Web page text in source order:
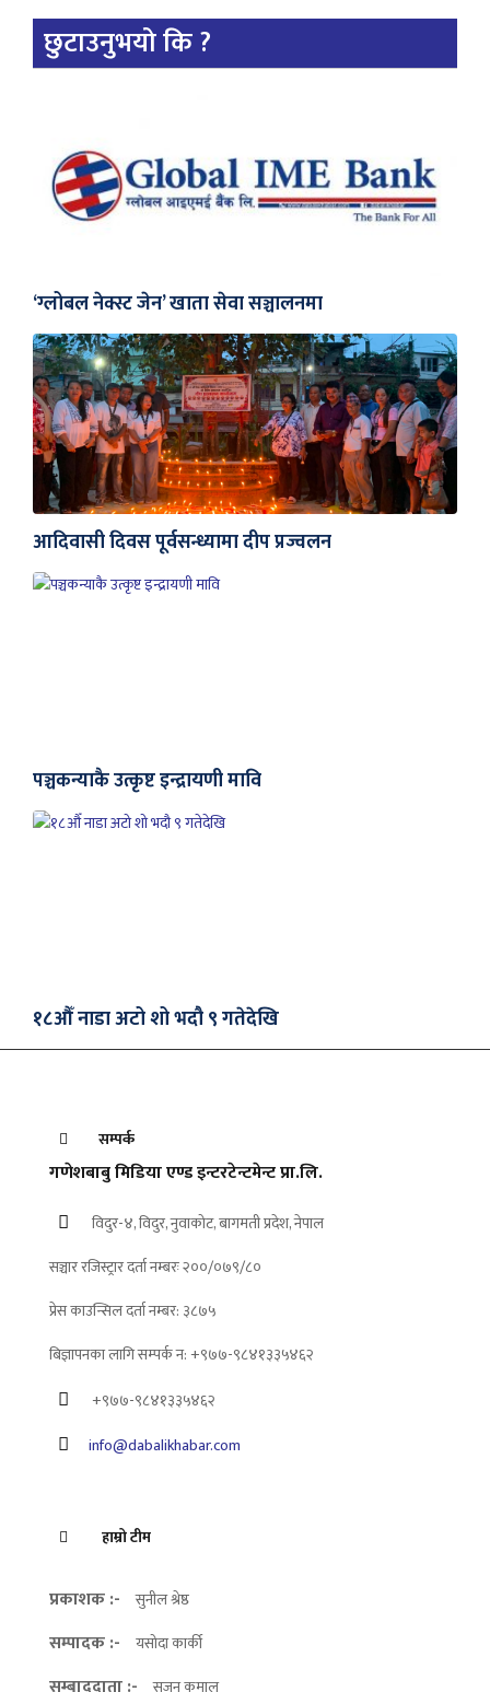
छुटाउनुभयो कि ?
‘ग्लोबल नेक्स्ट जेन’ खाता सेवा सञ्चालनमा
आदिवासी दिवस पूर्वसन्ध्यामा दीप प्रज्वलन
पञ्चकन्याकै उत्कृष्ट इन्द्रायणी मावि
१८औँ नाडा अटो शो भदौ ९ गतेदेखि
सम्पर्क
गणेशबाबु मिडिया एण्ड इन्टरटेन्टमेन्ट प्रा.लि.
विदुर-४, विदुर, नुवाकोट, बागमती प्रदेश, नेपाल
सञ्चार रजिस्ट्रार दर्ता नम्बरः २००/०७९/८०
प्रेस काउन्सिल दर्ता नम्बर: ३८७५
बिज्ञापनका लागि सम्पर्क न: +९७७-९८४१३३५४६२
+९७७-९८४१३३५४६२
info@dabalikhabar.com
हाम्रो टीम
प्रकाशक :- सुनील श्रेष्ठ
सम्पादक :- यसोदा कार्की